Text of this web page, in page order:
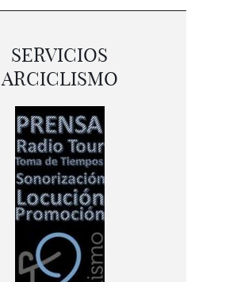
SERVICIOS
ARCICLISMO